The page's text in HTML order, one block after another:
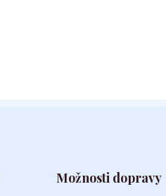
Možnosti dopravy